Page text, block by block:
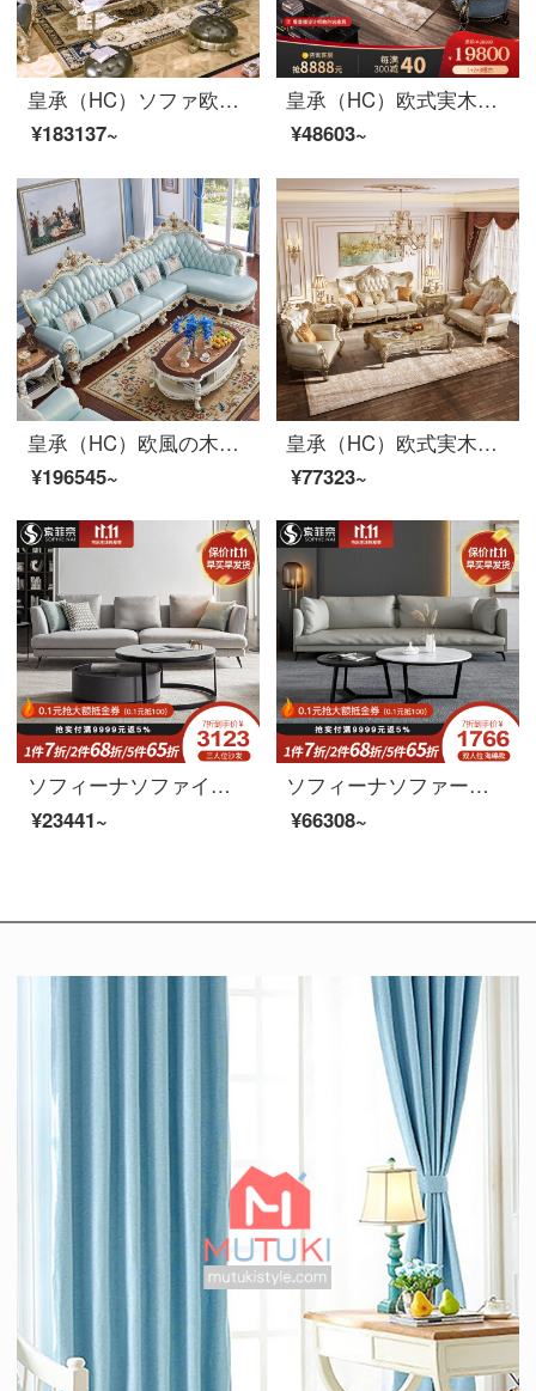
皇承（HC）ソファ欧式ソファ高級オフィスソファ別荘大戸型皮芸ソファ875豪華シャンパンゴールドソファ/三人です。
¥183137~
皇承（HC）欧式実木ソファ軽豪本革家具大戸型別荘客間セット巴頓エレガントな大戸型ソファ【シングル位】
¥48603~
皇承（HC）欧風の木製家具本革ソファ高級別荘貴妃回転角ソファ832【欧式莫蘭迪】シングル+三人+貴妃回転角ソファ3.9メートル
¥196545~
皇承（HC）欧式実木小型ソファーセット本革別荘家具722別荘洋館中小型ソファ【貴妃椅子】
¥77323~
ソフィーナソファイタリア式極简布芸ソファー三人部屋型简约リビングソファ北欧軽量高奢羽毛ソファセットシングル位
¥23441~
ソフィーナソファーの科学技術布のソファーが軽くて豪華な科学技術布のソファーが小さくて、部屋型の三人が居間に並んでいます。簡単に現代に布芸のラテックスのソファーを分解して洗うことができます。
¥66308~